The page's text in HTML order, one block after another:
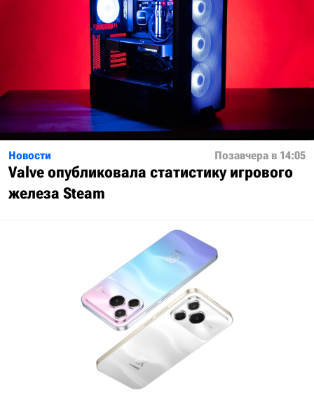
Новости Позавчера в 14:05
Valve опубликовала статистику игрового
железа Steam